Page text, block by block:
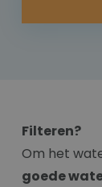
Filteren?
Om het
goede